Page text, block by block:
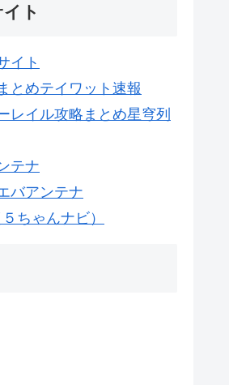
ト
イト
とめテイワット速報
レイル攻略まとめ星穹列
テナ
バアンテナ
ちゃんナビ）